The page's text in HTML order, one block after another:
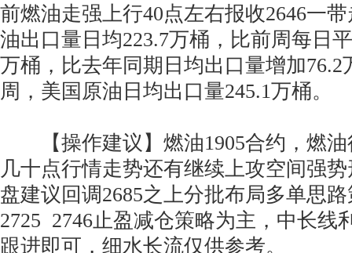
前燃油走强上行40点左右报收2646一
油出口量日均223.7万桶，比前周每日
万桶，比去年同期日均出口量增加76.2
周，美国原油日均出口量245.1万桶。
【操作建议】燃油1905合约，燃油
几十点行情走势还有继续上攻空间强
盘建议回调2685之上分批布局多单思
2725 2746止盈减仓策略为主，中长线
跟进即可，细水长流仅供参考。